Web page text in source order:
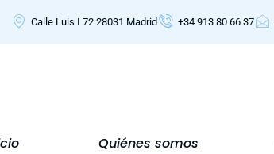
Calle Luis I 72 28031 Madrid +34 913 80 66 37
Quiénes somos